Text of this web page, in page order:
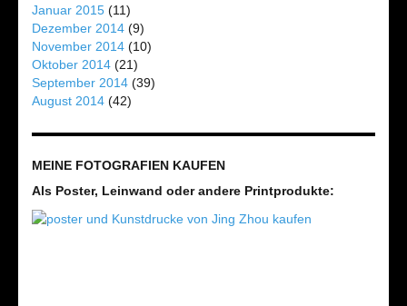
Januar 2015 (11)
Dezember 2014 (9)
November 2014 (10)
Oktober 2014 (21)
September 2014 (39)
August 2014 (42)
MEINE FOTOGRAFIEN KAUFEN
Als Poster, Leinwand oder andere Printprodukte: